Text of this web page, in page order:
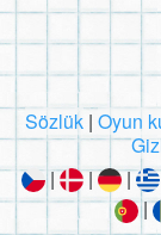
Sözlük| Oyun
|
| |
|